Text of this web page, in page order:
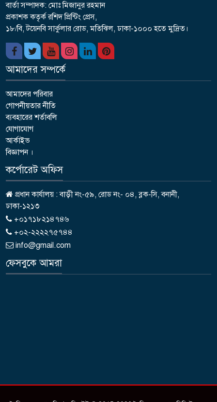
বার্তা সম্পাদক: মোঃ মিজানুর রহমান
প্রকাশক কতৃর্ক রশিদ প্রিন্টিং প্রেস,
১৮/বি, টয়েনবি সার্কুলার রোড, মতিঝিল, ঢাকা-১০০০ হতে মুদ্রিত।
আমাদের সম্পর্কে
আমাদের পরিবার
গোপনীয়তার নীতি
ব্যবহারের শর্তাবলি
যোগাযোগ
আর্কাইভ
বিজ্ঞাপন ।
কর্পোরেট অফিস
প্রধান কার্যালয় : বাড়ী নং-৫৯, রোড নং- ০৪, ব্লক-সি, বনানী,
ঢাকা-১২১৩
+০১৭১৮২১৪৭৪৬
+০২-২২২২৭৫৭৪৪
info@gmail.com
ফেসবুকে আমরা